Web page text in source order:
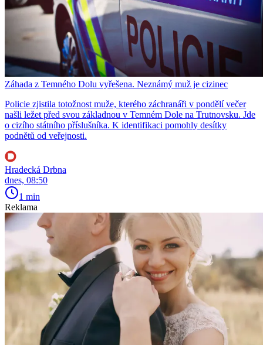
Záhada z Temného Dolu vyřešena. Neznámý muž je cizinec
Policie zjistila totožnost muže, kterého záchranáři v pondělí večer
našli ležet před svou základnou v Temném Dole na Trutnovsku. Jde
o cizího státního příslušníka. K identifikaci pomohly desítky
podnětů od veřejnosti.
Hradecká Drbna
dnes, 08:50
1 min
Reklama